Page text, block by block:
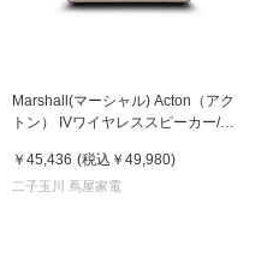
Marshall(マーシャル) Acton（アク
トン） IVワイヤレススピーカー/ク
￥45,436 (税込 ￥49,980)
二子玉川 蔦屋家電